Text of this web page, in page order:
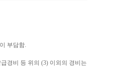
부담함.
경비 등 위의 (3) 이외의 경비는